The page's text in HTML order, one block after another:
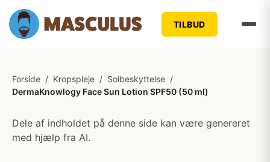
TILBUD
Forside / Kropspleje / Solbeskyttelse /
DermaKnowlogy Face Sun Lotion SPF50 (50 ml)
Dele af indholdet på denne side kan være genereret
med hjælp fra AI.